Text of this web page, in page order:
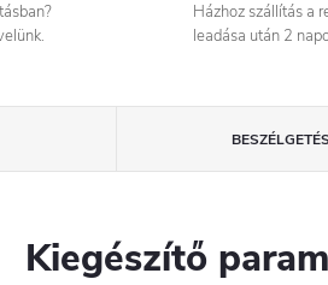
Házhoz szállítás a
leadása után 2
BESZÉLGETÉS
Kiegészítő